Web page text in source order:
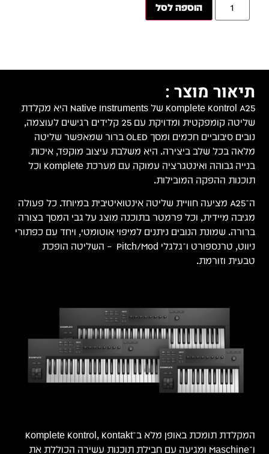
הוספה לסל
תיאור מוצר :
Komplete Kontrol A25 של Native Instruments היא מקלדת
שליטה קומפקטית ומדויקת עם 25 קלידים רגישים לעוצמה,
נובים סיבוביים חכמים ומסך OLED ברור שמאפשר שליטה
מלאה בכל שלב ביצירה. היא משלבת עיצוב מוקפד, איכות
בנייה גבוהה ואינטגרציה עמוקה עם מערכת Komplete וכל
תוכנות ההפקה המובילות.
ה־A25 מציעה חוויית שליטה אינטואיטיבית במיוחד. כל פעולה
מגיבה מיידית, וכל פרמטר בתוכנה מוצג על גבי המסך בצורה
ברורה. שמונת הנובים ניתנים למיפוי אוטומטי, ויחד עם כפתורי
ניווט, טרנספורט ו־גלגלי Pitch/Mod – השליטה הופכת
טבעית וזורמת.
המקלדת תומכת באופן מלא ב־Komplete Kontrol, Kontakt
ו־Maschine ומגיעה עם חבילת תוכנות עשירה הכוללת את